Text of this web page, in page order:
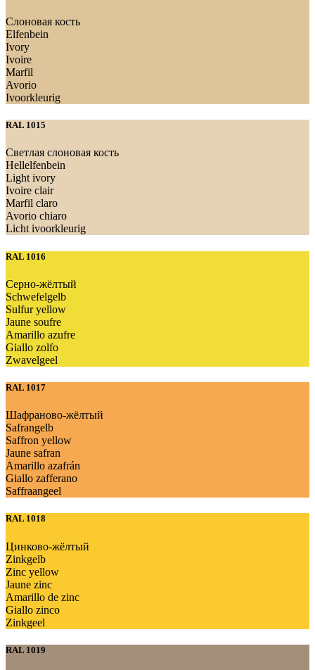
Слоновая кость
Elfenbein
Ivory
Ivoire
Marfil
Avorio
Ivoorkleurig
RAL 1015
Светлая слоновая кость
Hellelfenbein
Light ivory
Ivoire clair
Marfil claro
Avorio chiaro
Licht ivoorkleurig
RAL 1016
Серно-жёлтый
Schwefelgelb
Sulfur yellow
Jaune soufre
Amarillo azufre
Giallo zolfo
Zwavelgeel
RAL 1017
Шафраново-жёлтый
Safrangelb
Saffron yellow
Jaune safran
Amarillo azafrán
Giallo zafferano
Saffraangeel
RAL 1018
Цинково-жёлтый
Zinkgelb
Zinc yellow
Jaune zinc
Amarillo de zinc
Giallo zinco
Zinkgeel
RAL 1019